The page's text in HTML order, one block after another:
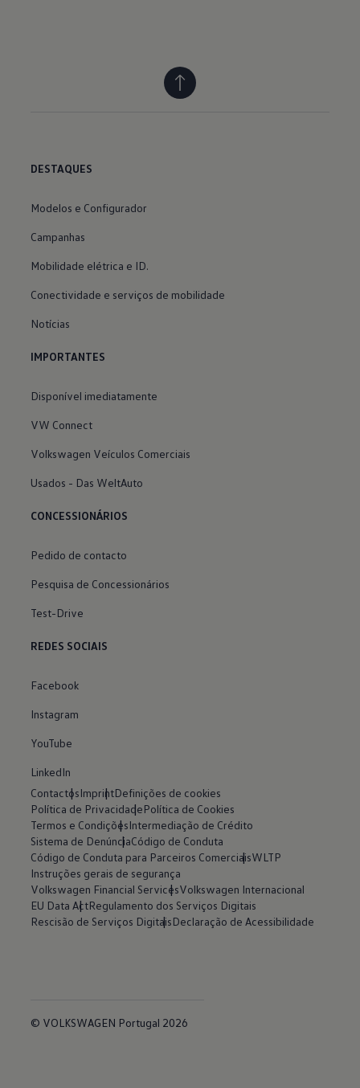
DESTAQUES
Modelos e Configurador
Campanhas
Mobilidade elétrica e ID.
Conectividade e serviços de mobilidade
Notícias
IMPORTANTES
Disponível imediatamente
VW Connect
Volkswagen Veículos Comerciais
Usados - Das WeltAuto
CONCESSIONÁRIOS
Pedido de contacto
Pesquisa de Concessionários
Test-Drive
REDES SOCIAIS
Facebook
Instagram
YouTube
LinkedIn
ContactosImprintDefinições de cookies
Política de PrivacidadePolítica de Cookies
Termos e CondiçõesIntermediação de Crédito
Sistema de DenúnciaCódigo de Conduta
Código de Conduta para Parceiros ComerciaisWLTP
Instruções gerais de segurança
Volkswagen Financial ServicesVolkswagen Internacional
EU Data ActRegulamento dos Serviços Digitais
Rescisão de Serviços DigitaisDeclaração de Acessibilidade
© VOLKSWAGEN Portugal 2026